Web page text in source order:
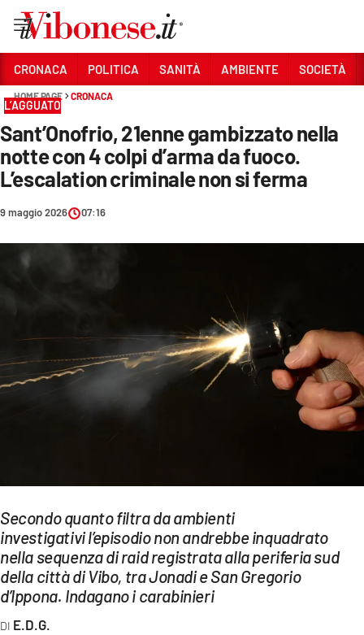
Sezioni
CRONACA
POLITICA
SOCIETÀ
ECONOMIA E LAVORO
EVENTI
LAC TV
LAC NETWORK
LAC ONAIR
LaC
CRONACA POLITICA SANITÀ AMBIENTE SOCIETÀ
HOME PAGE CRONACA
L’AGGUATO
Sant’Onofrio, 21enne gambizzato nella
notte con 4 colpi d’arma da fuoco.
L’escalation criminale non si ferma
9 maggio 2026 07:16
Secondo quanto filtra da ambienti
investigativi l’episodio non andrebbe inquadrato
nella sequenza di raid registrata alla periferia sud
della città di Vibo, tra Jonadi e San Gregorio
d’Ippona. Indagano i carabinieri
E.D.G.